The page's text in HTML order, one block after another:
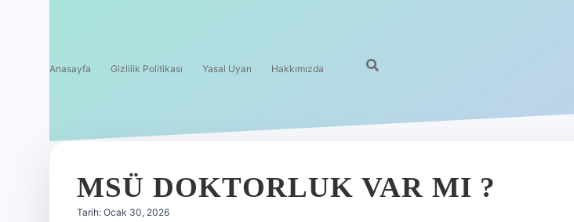
Anasayfa Gizlilik Politikası Yasal Uyarı Hakkımızda
MSÜ DOKTORLUK VAR MI ?
Tarih: Ocak 30, 2026